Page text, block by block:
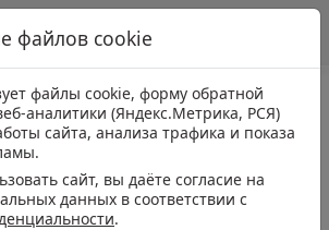
файлов cookie
файлы cookie, форму обратной
аналитики (Яндекс.Метрика, РСЯ)
сайта, анализа трафика и показа
сайт, вы даёте согласие на
данных в соответствии с
.